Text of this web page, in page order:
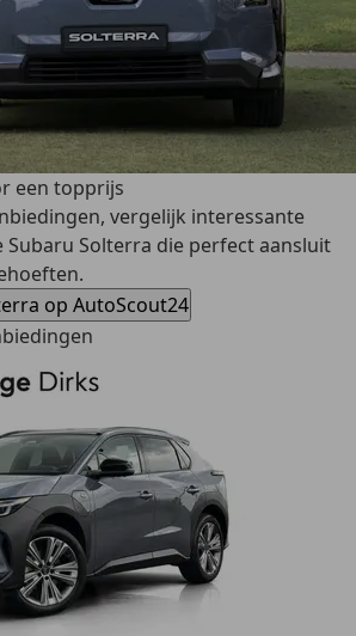
een topprijs
vergelijk interessante
Subaru Solterra die perfect aansluit
op AutoScout24